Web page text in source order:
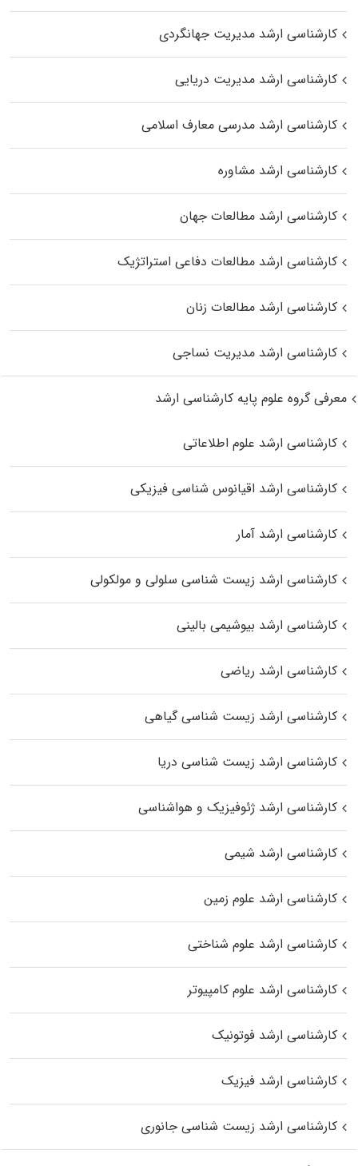
کارشناسی ارشد مدیریت جهانگردی
کارشناسی ارشد مدیریت دریایی
کارشناسی ارشد مدرسی معارف اسلامی
کارشناسی ارشد مشاوره
کارشناسی ارشد مطالعات جهان
کارشناسی ارشد مطالعات دفاعی استراتژیک
کارشناسی ارشد مطالعات زنان
کارشناسی ارشد مدیریت نساجی
معرفی گروه علوم پایه کارشناسی ارشد
کارشناسی ارشد علوم اطلاعاتی
کارشناسی ارشد اقیانوس‌ شناسی فیزیکی
کارشناسی ارشد آمار
کارشناسی ارشد زیست شناسی سلولی و مولکولی
کارشناسی ارشد بیوشیمی بالینی
کارشناسی ارشد ریاضی
کارشناسی ارشد زیست‌ شناسی گیاهی
کارشناسی ارشد زیست‌ شناسی دریا
کارشناسی ارشد ژئوفیزیک و هواشناسی
کارشناسی ارشد شیمی
کارشناسی ارشد علوم زمین
کارشناسی ارشد علوم شناختی
کارشناسی ارشد علوم کامپیوتر
کارشناسی ارشد فوتونیک
کارشناسی ارشد فیزیک
کارشناسی ارشد زیست‌ شناسی جانوری